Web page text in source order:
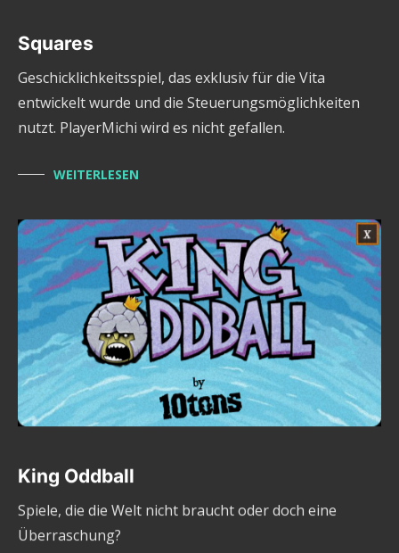
Squares
Geschicklichkeitsspiel, das exklusiv für die Vita
entwickelt wurde und die Steuerungsmöglichkeiten
nutzt. PlayerMichi wird es nicht gefallen.
WEITERLESEN
King Oddball
Spiele, die die Welt nicht braucht oder doch eine
Überraschung?